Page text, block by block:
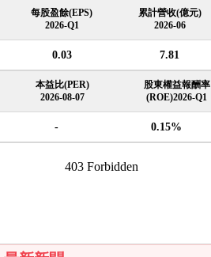
每股盈餘(EPS)
2026-Q1
累計營收(億元)
2026-06
0.03 7.81
本益比(PER)
2026-08-07
股東權益報酬率
(ROE)2026-Q1
- 0.15%